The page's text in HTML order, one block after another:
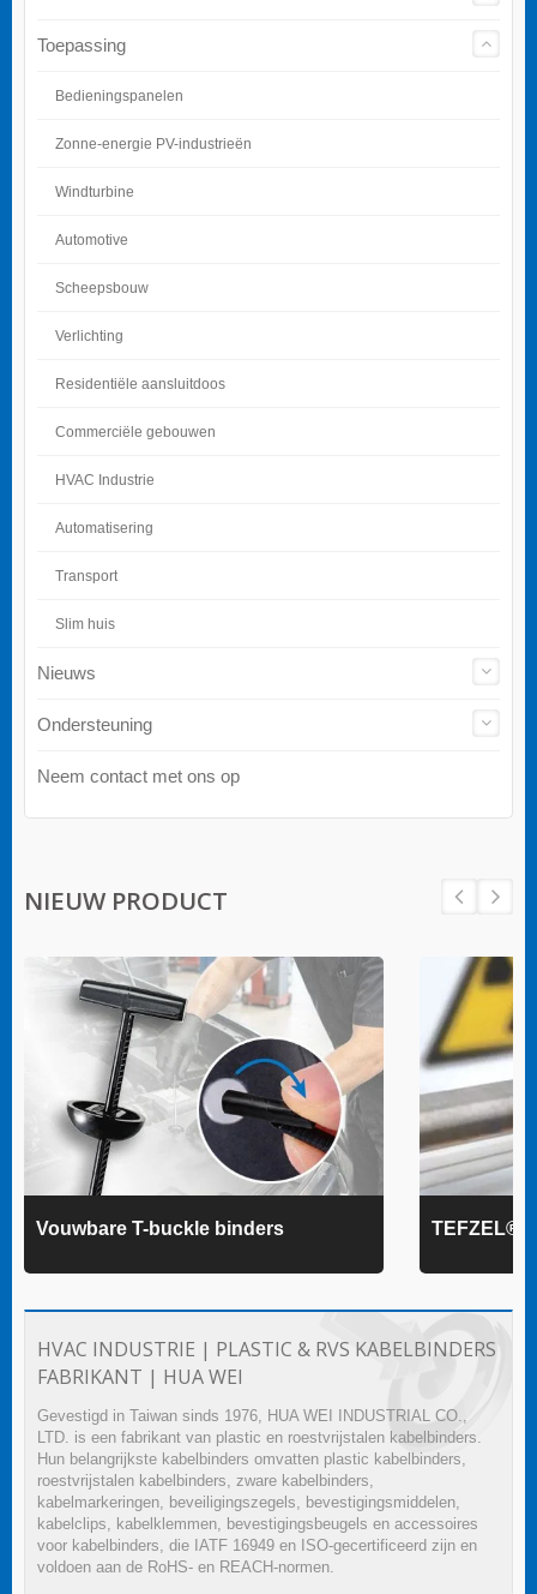
Toepassing
Bedieningspanelen
Zonne-energie PV-industrieën
Windturbine
Automotive
Scheepsbouw
Verlichting
Residentiële aansluitdoos
Commerciële gebouwen
HVAC Industrie
Automatisering
Transport
Slim huis
Nieuws
Ondersteuning
Neem contact met ons op
NIEUW PRODUCT
Vouwbare T-buckle binders TEFZEL®
HVAC INDUSTRIE | PLASTIC & RVS KABELBINDERS
FABRIKANT | HUA WEI
Gevestigd in Taiwan sinds 1976, HUA WEI INDUSTRIAL CO.,
LTD. is een fabrikant van plastic en roestvrijstalen kabelbinders.
Hun belangrijkste kabelbinders omvatten plastic kabelbinders,
roestvrijstalen kabelbinders, zware kabelbinders,
kabelmarkeringen, beveiligingszegels, bevestigingsmiddelen,
kabelclips, kabelklemmen, bevestigingsbeugels en accessoires
voor kabelbinders, die IATF 16949 en ISO-gecertificeerd zijn en
voldoen aan de RoHS- en REACH-normen.